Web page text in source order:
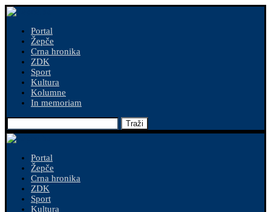
Portal
Žepče
Crna hronika
ZDK
Sport
Kultura
Kolumne
In memoriam
Traži
Portal
Žepče
Crna hronika
ZDK
Sport
Kultura